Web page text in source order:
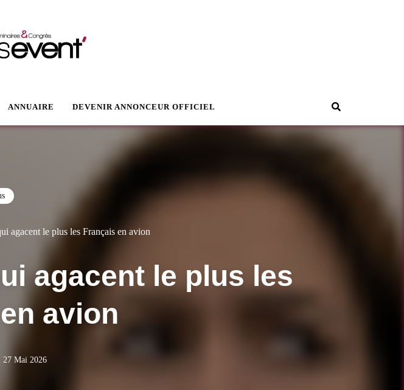
ANNUAIRE DEVENIR ANNONCEUR OFFICIEL
Recherche
agacent le plus les Français en avion
agacent le plus les
avion
27 Mai 2026